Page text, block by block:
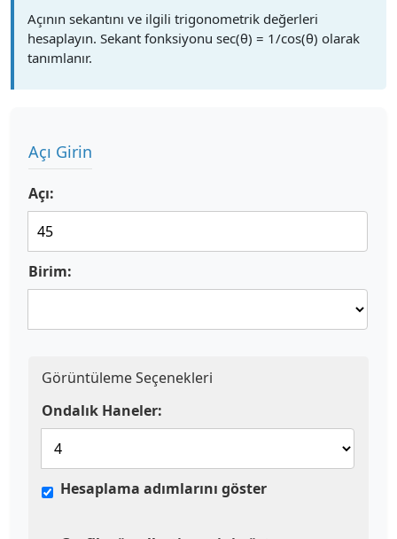
Açının sekantını ve ilgili trigonometrik değerleri
hesaplayın. Sekant fonksiyonu sec(θ) = 1/cos(θ) olarak
tanımlanır.
Açı Girin
Açı:
Birim:
Görüntüleme Seçenekleri
Ondalık Haneler:
Hesaplama adımlarını göster